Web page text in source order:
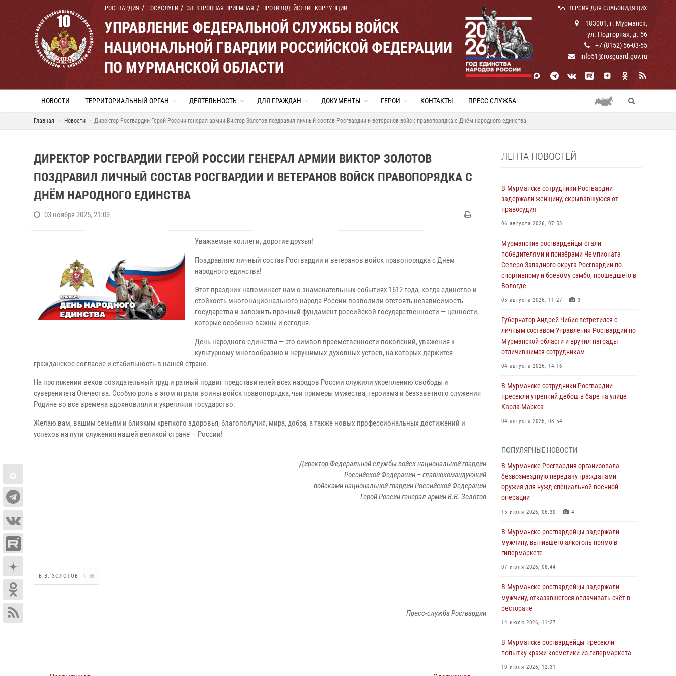
РОСГВАРДИЯ ГОСУСЛУГИ ЭЛЕКТРОННАЯ ПРИЕМНАЯ ПРОТИВОДЕЙСТВИЕ КОРРУПЦИИ ВЕРСИЯ ДЛЯ СЛАБОВИДЯЩИХ
УПРАВЛЕНИЕ ФЕДЕРАЛЬНОЙ СЛУЖБЫ ВОЙСК
НАЦИОНАЛЬНОЙ ГВАРДИИ РОССИЙСКОЙ ФЕДЕРАЦИИ
ПО МУРМАНСКОЙ ОБЛАСТИ
183001, г. Мурманск,
ул. Подгорная, д. 56
+7 (8152) 56-03-55
info51@rosguard.gov.ru
НОВОСТИ ТЕРРИТОРИАЛЬНЫЙ ОРГАН ДЕЯТЕЛЬНОСТЬ ДЛЯ ГРАЖДАН ДОКУМЕНТЫ ГЕРОИ КОНТАКТЫ ПРЕСС-СЛУЖБА
Главная Новости Директор Росгвардии Герой России генерал армии Виктор Золотов поздравил личный состав Росгвардии и ветеранов войск правопорядка с Днём народного единства
ДИРЕКТОР РОСГВАРДИИ ГЕРОЙ РОССИИ ГЕНЕРАЛ АРМИИ ВИКТОР ЗОЛОТОВ
ПОЗДРАВИЛ ЛИЧНЫЙ СОСТАВ РОСГВАРДИИ И ВЕТЕРАНОВ ВОЙСК ПРАВОПОРЯДКА С
ДНЁМ НАРОДНОГО ЕДИНСТВА
03 ноября 2025, 21:03
Уважаемые коллеги, дорогие друзья!
Поздравляю личный состав Росгвардии и ветеранов войск правопорядка с Днём
народного единства!
Этот праздник напоминает нам о знаменательных событиях 1612 года, когда единство и
стойкость многонационального народа России позволили отстоять независимость
государства и заложить прочный фундамент российской государственности — ценности,
которые особенно важны и сегодня.
День народного единства — это символ преемственности поколений, уважения к
культурному многообразию и нерушимых духовных устоев, на которых держится
гражданское согласие и стабильность в нашей стране.
На протяжении веков созидательный труд и ратный подвиг представителей всех народов России служили укреплению свободы и
суверенитета Отечества. Особую роль в этом играли воины войск правопорядка, чьи примеры мужества, героизма и беззаветного служения
Родине во все времена вдохновляли и укрепляли государство.
Желаю вам, вашим семьям и близким крепкого здоровья, благополучия, мира, добра, а также новых профессиональных достижений и
успехов на пути служения нашей великой стране — России!
Директор Федеральной службы войск национальной гвардии
Российской Федерации – главнокомандующий
войсками национальной гвардии Российской Федерации
Герой России генерал армии В.В. Золотов
В.В. ЗОЛОТОВ 36
Пресс-служба Росгвардии
ЛЕНТА НОВОСТЕЙ
В Мурманске сотрудники Росгвардии
задержали женщину, скрывавшуюся от
правосудия
06 августа 2026, 07:53
Мурманские росгвардейцы стали
победителями и призёрами Чемпионата
Северо-Западного округа Росгвардии по
спортивному и боевому самбо, прошедшего в
Вологде
05 августа 2026, 11:27 3
Губернатор Андрей Чибис встретился с
личным составом Управления Росгвардии по
Мурманской области и вручил награды
отличившимся сотрудникам
04 августа 2026, 14:16
В Мурманске сотрудники Росгвардии
пресекли утренний дебош в баре на улице
Карла Маркса
04 августа 2026, 08:54
Росгвардии отмечает 37 лет со дня
образования
03 августа 2026, 12:23 4
Сотрудники вневедомственной охраны
Росгвардии пресекли хулиганские действия
города Кандалакши
03 августа 2026, 09:12
членов избирательных комиссий в
31 июля 2026, 08:48
не оплатившего счет в ресторане
30 июля 2026, 14:09
ПОПУЛЯРНЫЕ НОВОСТИ
В Мурманске Росгвардия организовала
безвозмездную передачу гражданами
оружия для нужд специальной военной
операции
15 июля 2026, 06:30 4
В Мурманске росгвардейцы задержали
мужчину, выпившего алкоголь прямо в
гипермаркете
07 июля 2026, 08:44
В Мурманске росгвардейцы задержали
мужчину, отказавшегося оплачивать счёт в
ресторане
14 июля 2026, 11:27
В Мурманске росгвардейцы пресекли
попытку кражи косметики из гипермаркета
10 июля 2026, 12:31